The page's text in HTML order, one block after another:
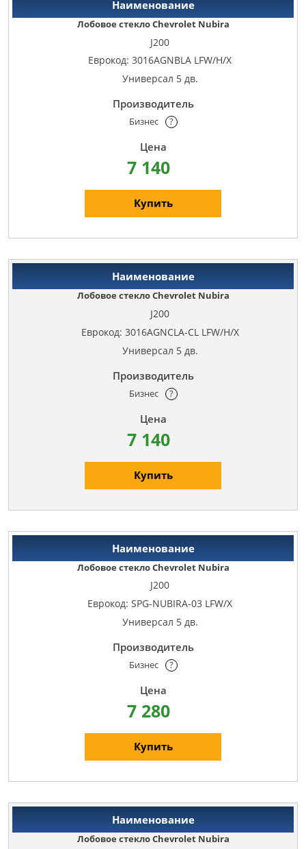
Лобовое стекло Chevrolet Nubira
J200
Еврокод: 3016AGNBLA LFW/H/X
Универсал 5 дв.
Бизнес ?
7 140
Купить
Лобовое стекло Chevrolet Nubira
J200
Еврокод: 3016AGNCLA-CL LFW/H/X
Универсал 5 дв.
Бизнес ?
7 140
Купить
Лобовое стекло Chevrolet Nubira
J200
Еврокод: SPG-NUBIRA-03 LFW/X
Универсал 5 дв.
Бизнес ?
7 280
Купить
Лобовое стекло Chevrolet Nubira